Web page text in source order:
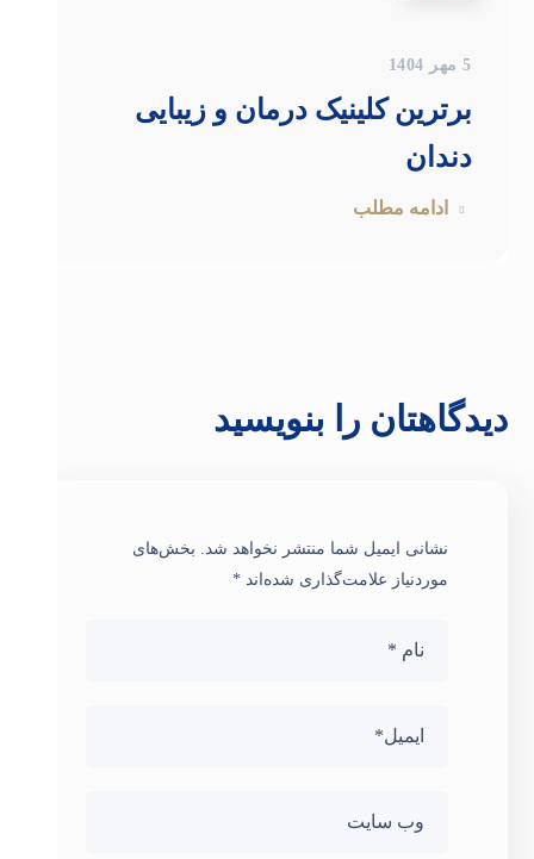
5 مهر 1404
برترین کلینیک درمان و زیبایی
دندان
ادامه مطلب
دیدگاهتان را بنویسید
نشانی ایمیل شما منتشر نخواهد شد. بخش‌های
موردنیاز علامت‌گذاری شده‌اند*